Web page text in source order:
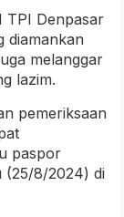
TPI Denpasar
diamankan
melanggar
lazim.
pemeriksaan
paspor
(25/8/2024) di